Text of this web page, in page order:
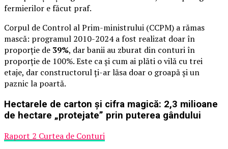
fermierilor e făcut praf.
Corpul de Control al Prim-ministrului (CCPM) a rămas
mască: programul 2010-2024 a fost realizat doar în
proporție de 39%, dar banii au zburat din conturi în
proporție de 100%. Este ca și cum ai plăti o vilă cu trei
etaje, dar constructorul ți-ar lăsa doar o groapă și un
paznic la poartă.
Hectarele de carton și cifra magică: 2,3 milioane
de hectare „protejate” prin puterea gândului
Raport 2 Curtea de Conturi